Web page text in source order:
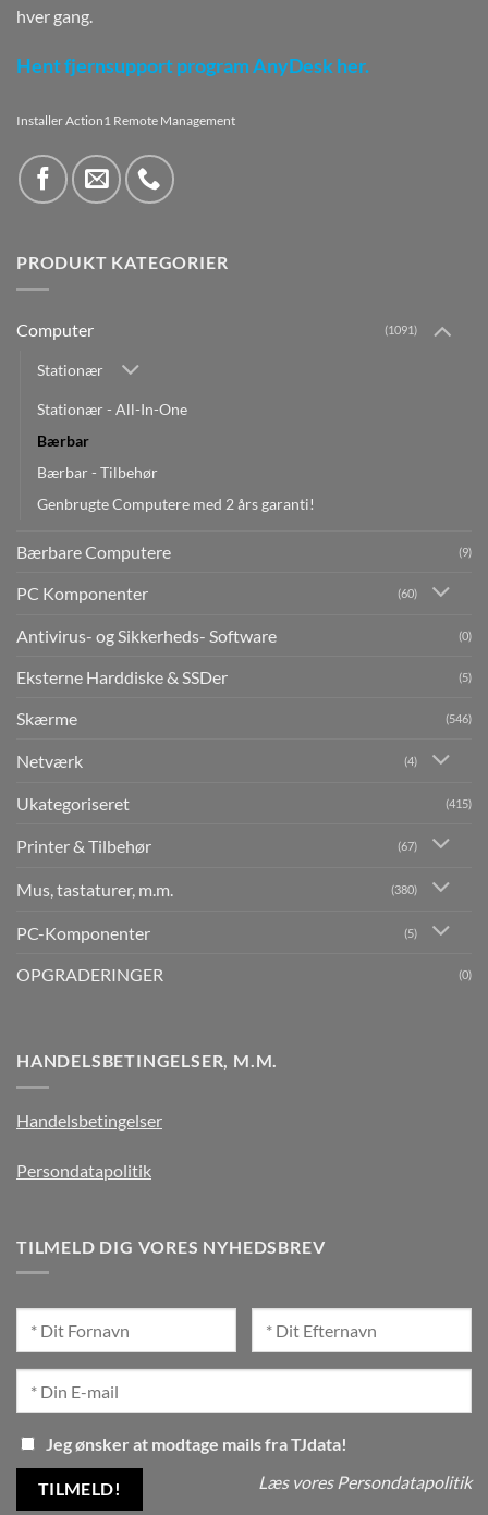
hver gang.
Hent fjernsupport program AnyDesk her.
Installer Action1 Remote Management
PRODUKT KATEGORIER
Computer (1091)
Stationær
Stationær - All-In-One
Bærbar
Bærbar - Tilbehør
Genbrugte Computere med 2 års garanti!
Bærbare Computere (9)
PC Komponenter (60)
Antivirus- og Sikkerheds- Software (0)
Eksterne Harddiske & SSDer (5)
Skærme (546)
Netværk (4)
Ukategoriseret (415)
Printer & Tilbehør (67)
Mus, tastaturer, m.m. (380)
PC-Komponenter (5)
OPGRADERINGER (0)
HANDELSBETINGELSER, M.M.
Handelsbetingelser
Persondatapolitik
TILMELD DIG VORES NYHEDSBREV
Jeg ønsker at modtage mails fra TJdata!
Læs vores Persondatapolitik